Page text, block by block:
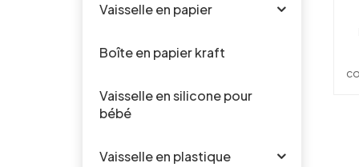
Vaisselle en papier
Boîte en papier kraft
Vaisselle en silicone pour
bébé
Vaisselle en plastique